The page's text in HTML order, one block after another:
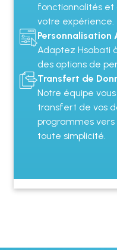
fonctionnalités et
votre expérience.
Personnalisation
Adaptez Hsabati
des options de
Transfert de
Notre équipe
transfert de vos
programmes
toute simplicité.